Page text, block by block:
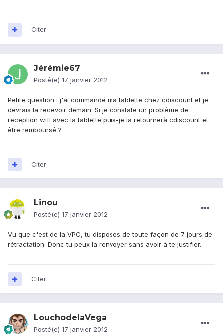
Citer
Jérémie67
Posté(e) 17 janvier 2012
Petite question : j'ai commandé ma tablette chez cdiscount et je
devrais la recevoir demain. Si je constate un problème de
reception wifi avec la tablette puis-je la retournerà cdiscount et
être remboursé ?
Citer
Linou
Posté(e) 17 janvier 2012
Vu que c'est de la VPC, tu disposes de toute façon de 7 jours de
rétractation. Donc tu peux la renvoyer sans avoir à te justifier.
Citer
LouchodelaVega
Posté(e) 17 janvier 2012